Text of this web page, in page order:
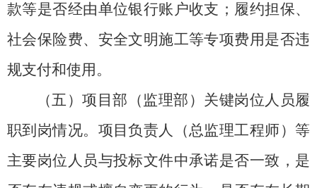
款等是否经由单位银行账户收支；履约担保、
社会保险费、安全文明施工等专项费用是否违
规支付和使用。
（五）项目部（监理部）关键岗位人员履
职到岗情况。 项目负责人（总监理工程师）等
主要岗位人员与投标文件中承诺是否一致，是